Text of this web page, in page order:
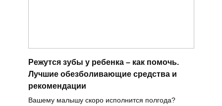
Режутся зубы у ребенка – как помочь.
Лучшие обезболивающие средства и
рекомендации
Вашему малышу скоро исполнится полгода?